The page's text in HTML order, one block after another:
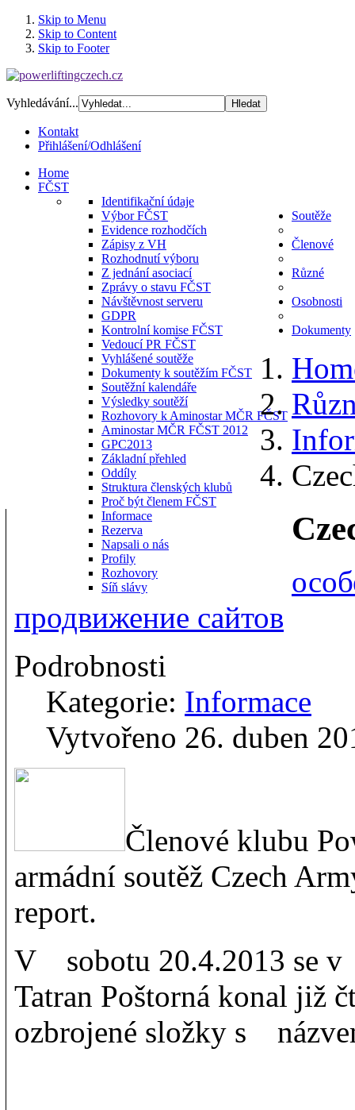
Skip to Menu
Skip to Content
Skip to Footer
Vyhledávání...
Kontakt
Přihlášení/Odhlášení
Home
FČST
Identifikační údaje
Výbor FČST
Evidence rozhodčích
Zápisy z VH
Rozhodnutí výboru
Z jednání asociací
Zprávy o stavu FČST
Návštěvnost serveru
GDPR
Kontrolní komise FČST
Vedoucí PR FČST
Soutěže
Vyhlášené soutěže
Dokumenty k soutěžím FČST
Soutěžní kalendáře
Výsledky soutěží
Rozhovory k Aminostar MČR FČST
Aminostar MČR FČST 2012
GPC2013
Členové
Základní přehled
Oddíly
Struktura členských klubů
Proč být členem FČST
Různé
Informace
Rezerva
Osobnosti
Napsali o nás
Profily
Rozhovory
Síň slávy
Dokumenty
продвижение сайтов
Podrobnosti
Kategorie: Informace
Vytvořeno 26. duben
Členové klubu
armádní soutěž Czech
report.
V sobotu 20.4.2013 se
Tatran Poštorná konal již
ozbrojené složky s